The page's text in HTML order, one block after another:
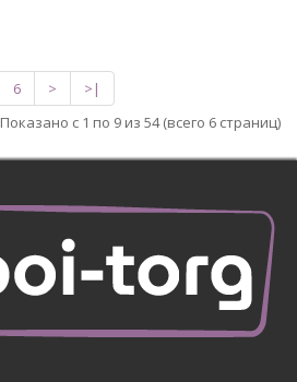
6 >
>|
Показано с 1 по 9 из 54 (всего 6 страниц)